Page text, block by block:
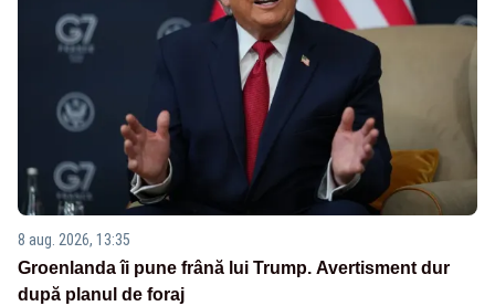
8 aug. 2026, 13:35
Groenlanda îi pune frână lui Trump. Avertisment dur
după planul de foraj